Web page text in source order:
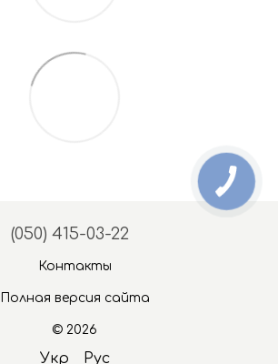
(050) 415-03-22
Контакты
Полная версия сайта
© 2026
Укр Рус